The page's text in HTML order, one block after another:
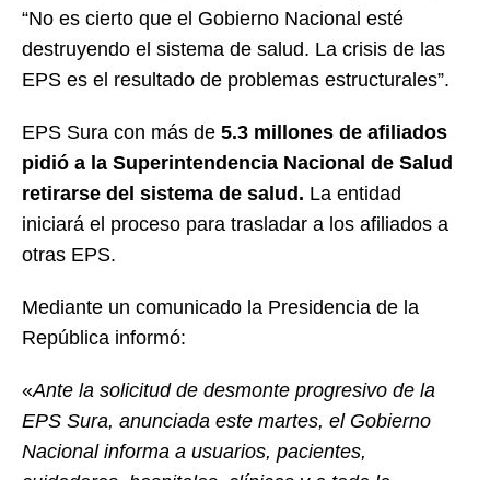
“No es cierto que el Gobierno Nacional esté
destruyendo el sistema de salud. La crisis de las
EPS es el resultado de problemas estructurales”.
EPS Sura con más de 5.3 millones de afiliados
pidió a la Superintendencia Nacional de Salud
retirarse del sistema de salud. La entidad
iniciará el proceso para trasladar a los afiliados a
otras EPS.
Mediante un comunicado la Presidencia de la
República informó:
«Ante la solicitud de desmonte progresivo de la
EPS Sura, anunciada este martes, el Gobierno
Nacional informa a usuarios, pacientes,